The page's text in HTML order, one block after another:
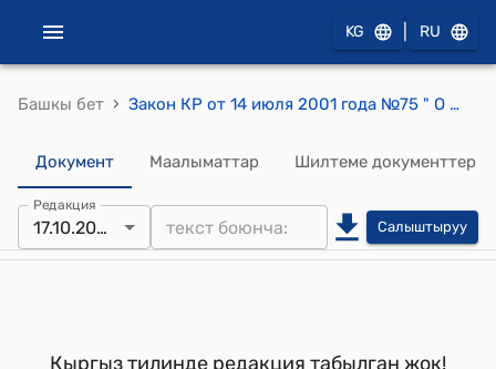
KG RU
Башкы бет › Закон КР от 14 июля 2001 года №75 " О внесении изменений и дополнений в Налоговый Кодекс Кыргызской Республики"
Документ Маалыматтар Шилтеме документтер
Редакция
17.10.2008 Салыштыруу
Кыргыз тилинде редакция табылган жок!